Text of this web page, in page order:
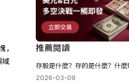
，
域
推薦閱讀
2026-03-09